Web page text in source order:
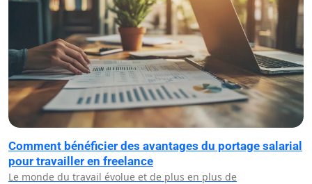
Comment bénéficier des avantages du portage salarial
pour travailler en freelance
Le monde du travail évolue et de plus en plus de